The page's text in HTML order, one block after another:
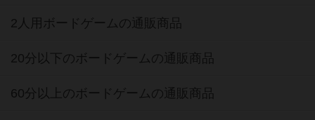
2人用ボードゲームの通販商品
20分以下のボードゲームの通販商品
60分以上のボードゲームの通販商品